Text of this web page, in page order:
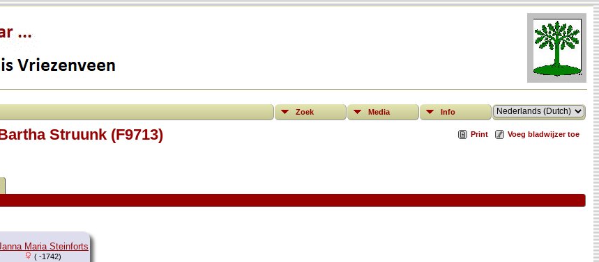
Zoek Media Info
Print Voeg bladwijzer toe
Struunk (F9713)
Maria Steinforts
( -1742)